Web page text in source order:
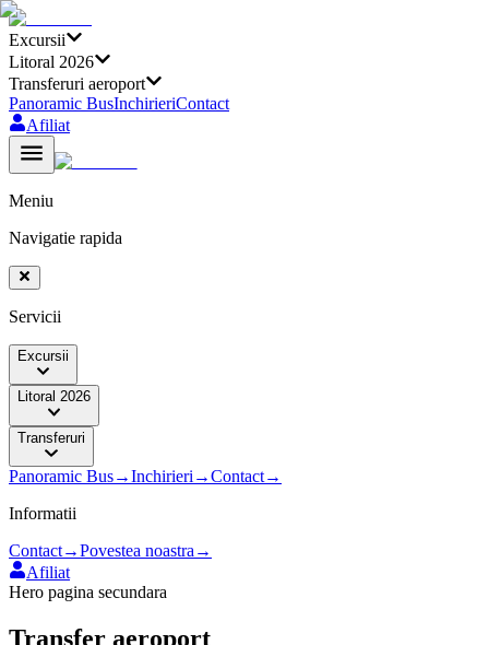
Excursii
Litoral 2026
Transferuri aeroport
Panoramic BusInchirieriContact
Afiliat
Meniu
Navigatie rapida
Servicii
Excursii
Litoral 2026
Transferuri
Panoramic Bus→Inchirieri →Contact→
Informatii
Contact→Povestea noastra →
Afiliat
Hero pagina secundara
Transfer aeroport